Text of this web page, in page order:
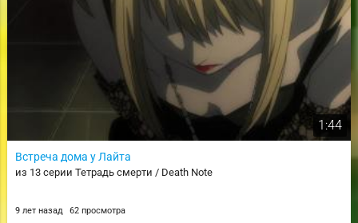
1:44
Встреча дома у Лайта
из 13 серии Тетрадь смерти / Death Note
9 лет назад 62 просмотра